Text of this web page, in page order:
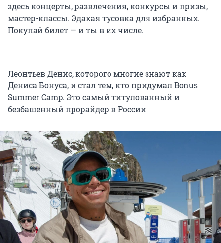
здесь концерты, развлечения, конкурсы и призы,
мастер-классы. Эдакая тусовка для избранных.
Покупай билет — и ты в их числе.
Леонтьев Денис, которого многие знают как
Дениса Бонуса, и стал тем, кто придумал Bonus
Summer Camp. Это самый титулованный и
безбашенный прорайдер в России.